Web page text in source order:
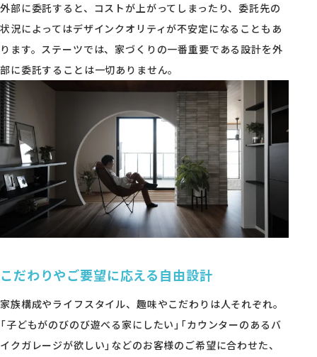
オンライン相談
外部に委託すると、コストが上がってしまったり、委託先の
状況によってはデザインクオリティが不安定になることもあ
ります。ステーツでは、家づくりの一番重要である設計を外
部に委託することは一切ありません。
こだわりやご要望に応える自由設計
家族構成やライフスタイル、趣味やこだわりは人それぞれ。
「子どもがのびのび遊べる家にしたい」「カウンターのあるバ
イクガレージが欲しい」などのお客様のご希望に合わせた、